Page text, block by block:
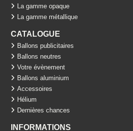
La gamme opaque
La gamme métallique
CATALOGUE
Ballons publicitaires
Ballons neutres
Votre évènement
Ballons aluminium
Accessoires
Hélium
Dernières chances
INFORMATIONS